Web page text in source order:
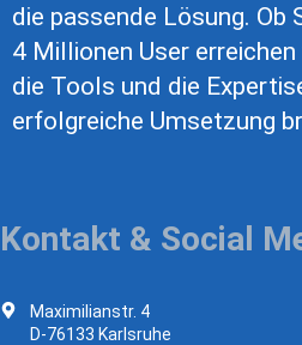
die passende Lösung. Ob
4 Millionen User
die Tools und die
erfolgreiche Umsetzung
Kontakt & Social
Maximilianstr. 4
D-76133 Karlsruhe